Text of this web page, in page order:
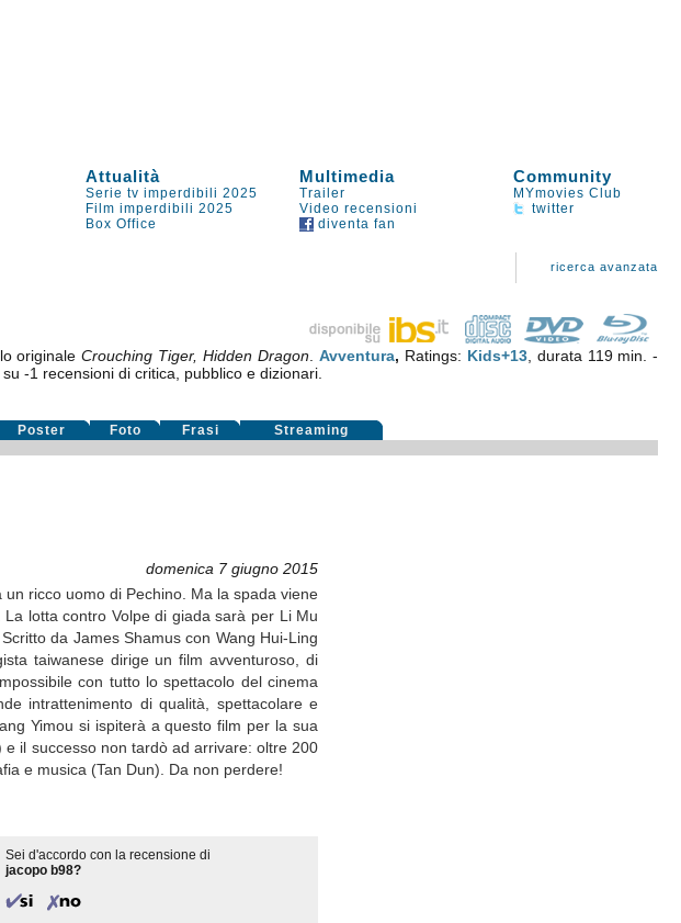
Attualità Multimedia Community
Serie tv imperdibili 2025 Trailer
MYmovies Club
Film imperdibili 2025 Video recensioni
twitter
Box Office diventa fan
ricerca avanzata
originaleCrouching Tiger, Hidden Dragon Avventura, Ratings: Kids+13, durata 119 min. -
su -1 recensioni di critica, pubblico e dizionari.
Poster Foto Frasi Streaming
domenica 7 giugno 2015
ricco uomo di Pechino. Ma la spada viene
lotta contro Volpe di giada sarà per Li Mu
da James Shamus con Wang Hui-Ling
taiwanese dirige un film avventuroso, di
con tutto lo spettacolo del cinema
intrattenimento di qualità, spettacolare e
Yimou si ispiterà a questo film per la sua
e il successo non tardò ad arrivare: oltre 200
e musica (Tan Dun). Da non perdere!
Sei d'accordo con la recensione di
jacopo b98?